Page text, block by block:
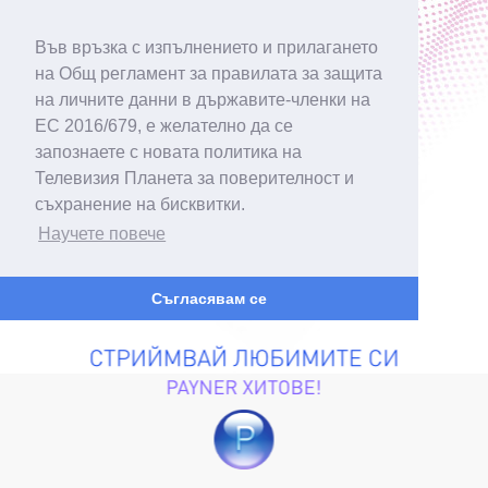
Във връзка с изпълнението и прилагането
на Общ регламент за правилата за защита
на личните данни в държавите-членки на
ЕС 2016/679, е желателно да се
запознаете с новата политика на
Телевизия Планета за поверителност и
съхранение на бисквитки.
Научете повече
Съгласявам се